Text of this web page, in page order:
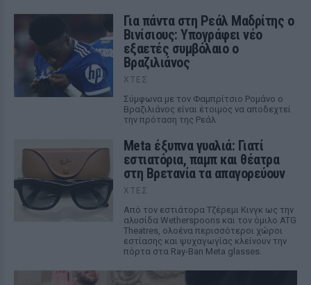
Για πάντα στη Ρεάλ Μαδρίτης ο
Βινίσιους: Υπογράφει νέο
εξαετές συμβόλαιο ο
Βραζιλιάνος
ΧΤΕΣ
Σύμφωνα με τον Φαμπρίτσιο Ρομάνο ο
Βραζιλιάνος είναι έτοιμος να αποδεχτεί
την πρόταση της Ρεάλ
Meta έξυπνα γυαλιά: Γιατί
εστιατόρια, παμπ και θέατρα
στη Βρετανία τα απαγορεύουν
ΧΤΕΣ
Από τον εστιάτορα Τζέρεμι Κινγκ ως την
αλυσίδα Wetherspoons και τον όμιλο ATG
Theatres, ολοένα περισσότεροι χώροι
εστίασης και ψυχαγωγίας κλείνουν την
πόρτα στα Ray-Ban Meta glasses.